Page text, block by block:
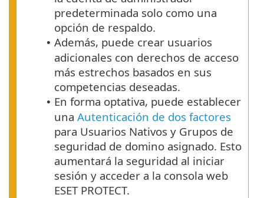
predeterminada solo como una
opción de respaldo.
• Además, puede crear usuarios
adicionales con derechos de acceso
más estrechos basados en sus
competencias deseadas.
• En forma optativa, puede establecer
una Autenticación de dos factores
para Usuarios Nativos y Grupos de
seguridad de domino asignado. Esto
aumentará la seguridad al iniciar
sesión y acceder a la consola web
ESET PROTECT.